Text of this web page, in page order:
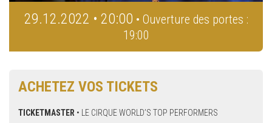
29.12.2022 • 20:00 • Ouverture des portes :
19:00
ACHETEZ VOS TICKETS
TICKETMASTER • LE CIRQUE WORLD’S TOP PERFORMERS